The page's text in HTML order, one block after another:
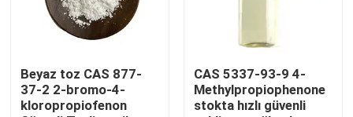
BMK Kimya
BDO Kimyasal
Beyaz toz CAS 877-
37-2 2-bromo-4-
kloropropiofenon
CAS 5337-93-9 4-
Methylpropiophenone
stokta hızlı güvenli